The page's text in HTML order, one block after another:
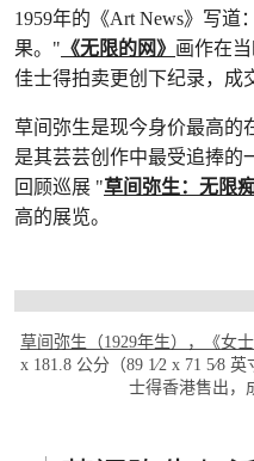
1959年的《Art News》写
果。" 《无限的网》 画作在
佳士得拍卖更创下纪录，成
草间弥生是现今身价最高的
是其芸芸创作中最受追捧的
回顾巡展 "草间弥生：无限
高的展览。
草间弥生（1929年生），《女
x 181.8 公分（89 1⁄2 x 71 5⁄8
士得香港售出，